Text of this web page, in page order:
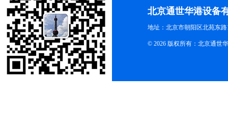
北京通世华港设备
地址：北京市朝阳区北苑东路
© 2026 版权所有：北京通世